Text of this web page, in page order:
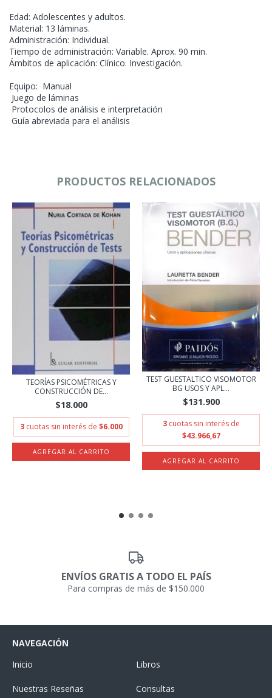
Edad: Adolescentes y adultos.
Material: 13 láminas.
Administración: Individual.
Tiempo de administración: Variable. Aprox. 90 min.
Ámbitos de aplicación: Clínico. Investigación.
Equipo:  Manual
 Juego de láminas
 Protocolos de análisis e interpretación
 Guía abreviada para el análisis
PRODUCTOS RELACIONADOS
TEORÍAS PSICOMÉTRICAS Y
CONSTRUCCIÓN DE...
$18.000
3 cuotas sin interés de $6.000
TEST GUESTALTICO VISOMOTOR
BG USOS Y APL...
$131.900
3 cuotas sin interés de
$43.966,67
ENVÍOS GRATIS A TODO EL PAÍS
Para compras de más de $150.000
NAVEGACIÓN
Inicio
Libros
Nuestras Reseñas Consultas